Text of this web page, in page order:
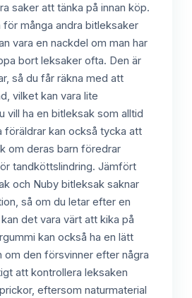
saker att tänka på innan köp.
för många andra bitleksaker
vara en nackdel om man har
bort leksaker ofta. Den är
så du får räkna med att
vilket kan vara lite
vill ha en bitleksak som alltid
föräldrar kan också tycka att
om deras barn föredrar
tandköttslindring. Jämfört
och Nuby bitleksak saknar
så om du letar efter en
det vara värt att kika på
kan också ha en lätt
om den försvinner efter några
att kontrollera leksaken
eftersom naturmaterial